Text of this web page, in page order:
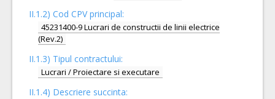
II.1.2) Cod CPV principal:
45231400-9 Lucrari de constructii de linii electrice
(Rev.2)
II.1.3) Tipul contractului:
Lucrari / Proiectare si executare
II.1.4) Descriere succinta: